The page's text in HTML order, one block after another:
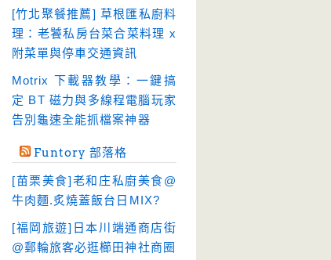
影音播放 (51)
影音轉檔 (81)
教育學習 (23)
文書工具 (91)
畫面擷取 (36)
看圖程式 (17)
硬碟工具 (64)
[竹北聚餐推薦] 草根匯私廚料
理：老饕私房台菜合菜料理 x
附菜單與停車交通資訊
Motrix 下載器教學：一鍵搞
定 BT 磁力與多線程電腦玩家
告別龜速全能抓檔案神器
Funtory 部落格
[苗栗美食]老和庄私廚美食@
牛肉麵.炙燒蓋飯台日MIX?
[福岡旅遊]日本川端通商店街
@郵輪旅客必逛櫛田神社商圈